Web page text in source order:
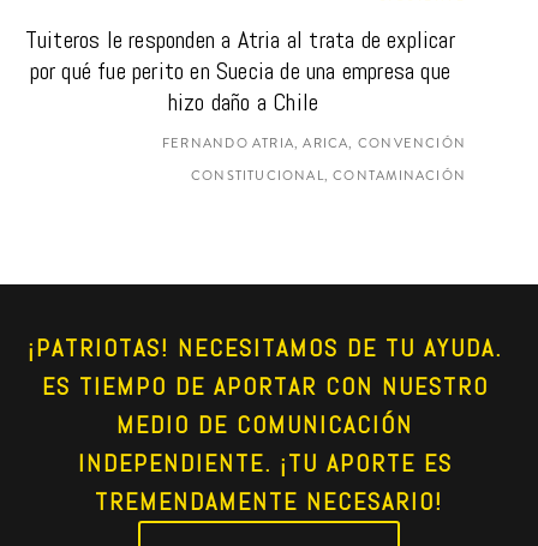
Tuiteros le responden a Atria al trata de explicar
por qué fue perito en Suecia de una empresa que
hizo daño a Chile
FERNANDO ATRIA, ARICA, CONVENCIÓN
CONSTITUCIONAL, CONTAMINACIÓN
¡PATRIOTAS! NECESITAMOS DE TU AYUDA.
ES TIEMPO DE APORTAR CON NUESTRO
MEDIO DE COMUNICACIÓN
INDEPENDIENTE. ¡TU APORTE ES
TREMENDAMENTE NECESARIO!